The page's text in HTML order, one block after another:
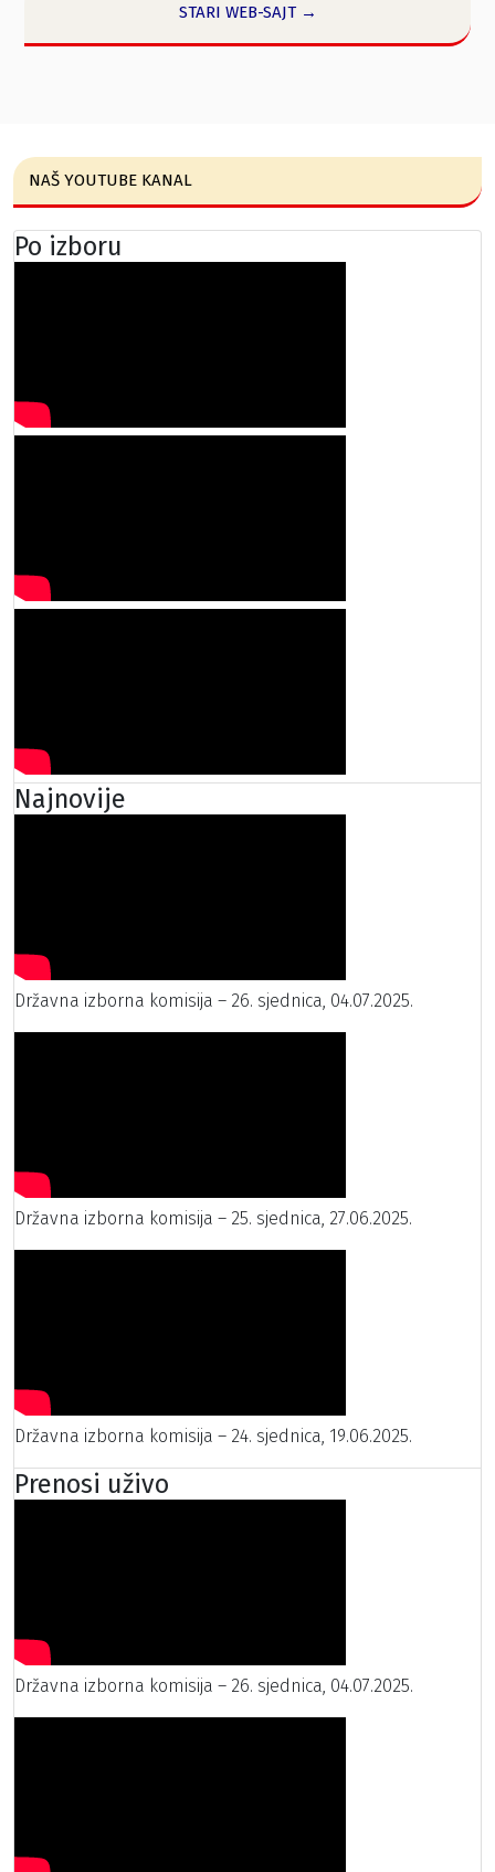
STARI WEB-SAJT →
NAŠ YOUTUBE KANAL
Po izboru
Najnovije
Državna izborna komisija – 26. sjednica, 04.07.2025.
Državna izborna komisija – 25. sjednica, 27.06.2025.
Državna izborna komisija – 24. sjednica, 19.06.2025.
Prenosi uživo
Državna izborna komisija – 26. sjednica, 04.07.2025.